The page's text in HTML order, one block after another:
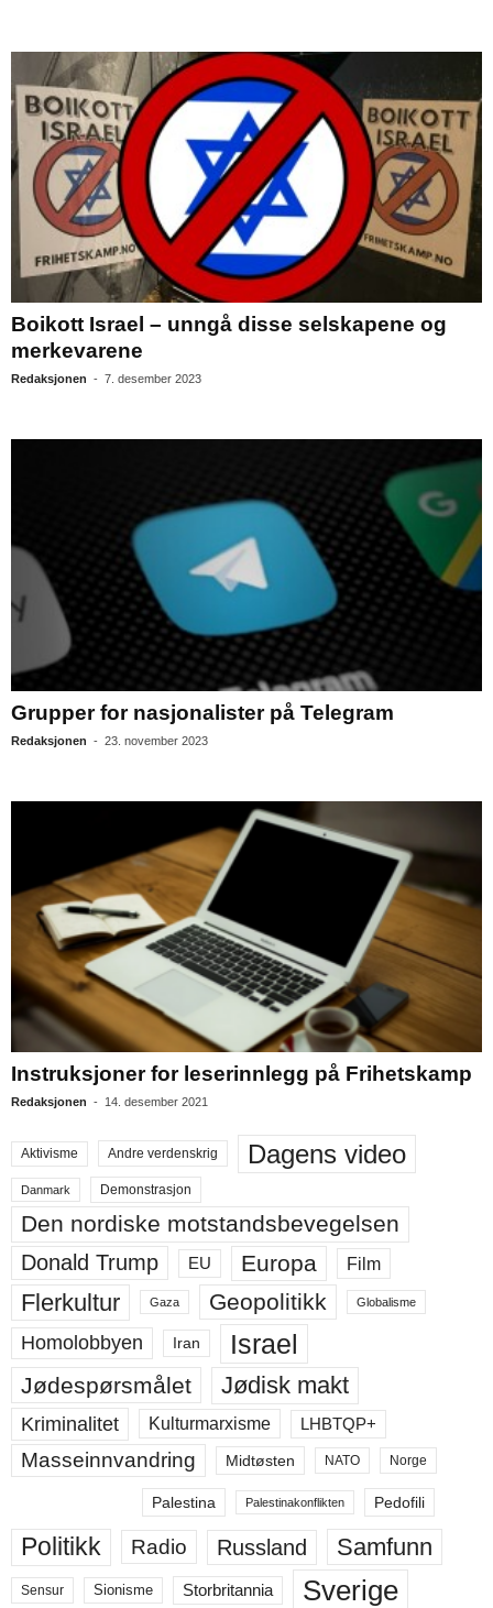
Boikott Israel – unngå disse selskapene og
merkevarene
Redaksjonen - 7. desember 2023
Grupper for nasjonalister på Telegram
Redaksjonen - 23. november 2023
Instruksjoner for leserinnlegg på Frihetskamp
Redaksjonen - 14. desember 2021
Aktivisme Andre verdenskrig Dagens video
Danmark Demonstrasjon
Den nordiske motstandsbevegelsen
Donald Trump EU Europa Film
Flerkultur Gaza Geopolitikk Globalisme
Homolobbyen Iran Israel
Jødespørsmålet Jødisk makt
Kriminalitet Kulturmarxisme LHBTQP+
Masseinnvandring Midtøsten NATO Norge
Palestina Palestinakonflikten Pedofili
Politikk Radio Russland Samfunn
Sensur Sionisme Storbritannia Sverige